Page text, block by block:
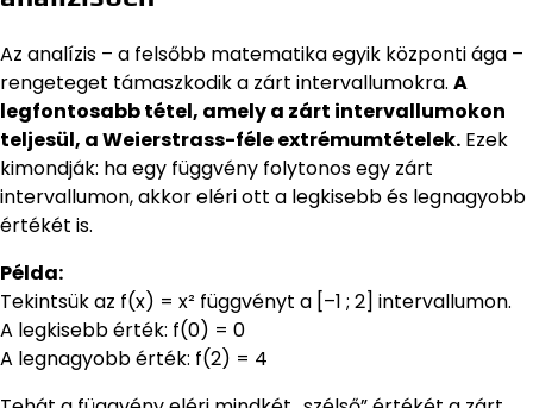
Az analízis – a felsőbb matematika egyik központi ága –
rengeteget támaszkodik a zárt intervallumokra. A
legfontosabb tétel, amely a zárt intervallumokon
teljesül, a Weierstrass-féle extrémumtételek. Ezek
kimondják: ha egy függvény folytonos egy zárt
intervallumon, akkor eléri ott a legkisebb és legnagyobb
értékét is.
Példa:
Tekintsük az f(x) = x² függvényt a [–1 ; 2] intervallumon.
A legkisebb érték: f(0) = 0
A legnagyobb érték: f(2) = 4